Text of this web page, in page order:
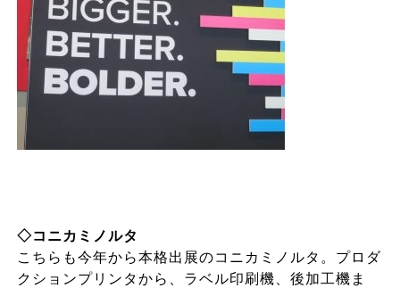
◇コニカミノルタ
こちらも今年から本格出展のコニカミノルタ。プロダ
クションプリンタから、ラベル印刷機、後加工機ま